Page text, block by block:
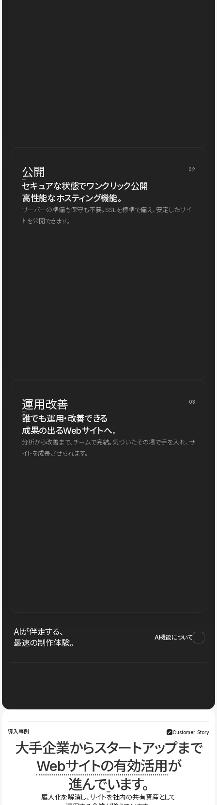
公開 02
セキュアな状態でワンクリック公開
高性能なホスティング機能。
サーバーの準備も保守も不要。SSLを標準で備え、安定したサイ
トを公開できます。
運用改善 03
誰でも運用・改善できる
成果の出るWebサイトへ。
分析から改善まで、チームで完結。気づいたその場で手を入れ、サ
イトを成長させられます。
AIが伴走する、
最速の制作体験。
AI機能について
導入事例 Customer Story
大手企業からスタートアップまで
Webサイトの有効活用が
進んでいます。
属人化を解消し、サイトを社内の共有資産として